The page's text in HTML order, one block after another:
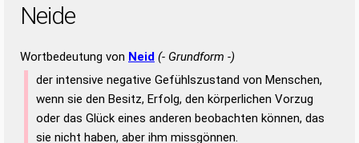
Neide
Wortbedeutung von Neid (- Grundform -)
der intensive negative Gefühlszustand von Menschen,
wenn sie den Besitz, Erfolg, den körperlichen Vorzug
oder das Glück eines anderen beobachten können, das
sie nicht haben, aber ihm missgönnen.